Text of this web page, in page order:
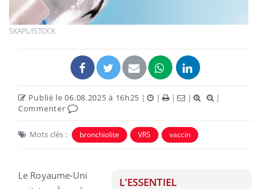
SKAPL/ISTOCK
Publié le 06.08.2025 à 16h25 | | | |
|
Commenter
Mots clés : bronchiolite VRS vaccin
L'ESSENTIEL
Le Royaume-Uni